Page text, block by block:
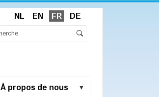
NL EN FR DE
À propos de nous